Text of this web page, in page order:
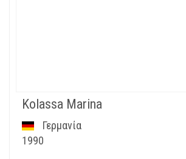
Kolassa Marina
Γερμανία
1990